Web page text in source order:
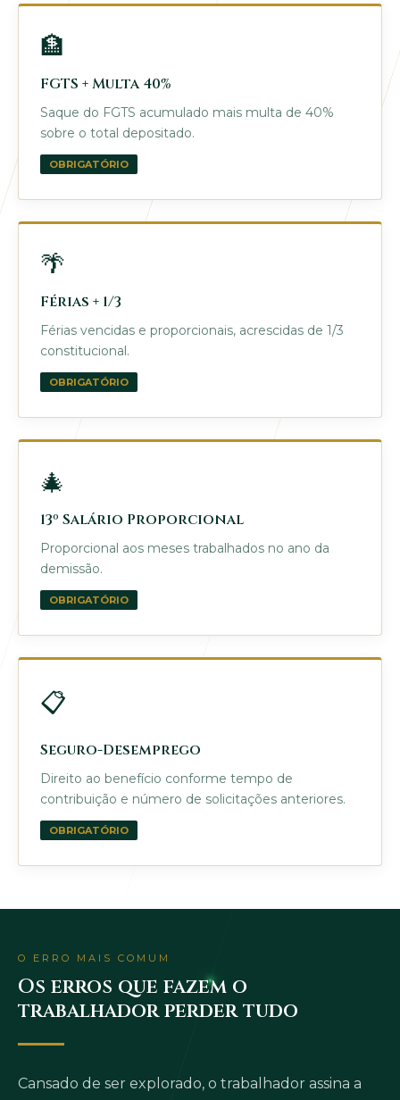
🏦
FGTS + Multa 40%
Saque do FGTS acumulado mais multa de 40%
sobre o total depositado.
OBRIGATÓRIO
🌴
Férias + 1/3
Férias vencidas e proporcionais, acrescidas de 1/3
constitucional.
OBRIGATÓRIO
🎄
13º Salário Proporcional
Proporcional aos meses trabalhados no ano da
demissão.
OBRIGATÓRIO
📋
Seguro-Desemprego
Direito ao benefício conforme tempo de
contribuição e número de solicitações anteriores.
OBRIGATÓRIO
O ERRO MAIS COMUM
Os erros que fazem o
trabalhador perder tudo
Cansado de ser explorado, o trabalhador assina a